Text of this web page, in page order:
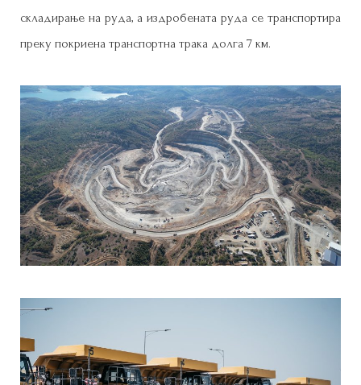
складирање на руда, а издробената руда се транспортира
преку покриена транспортна трака долга 7 км.